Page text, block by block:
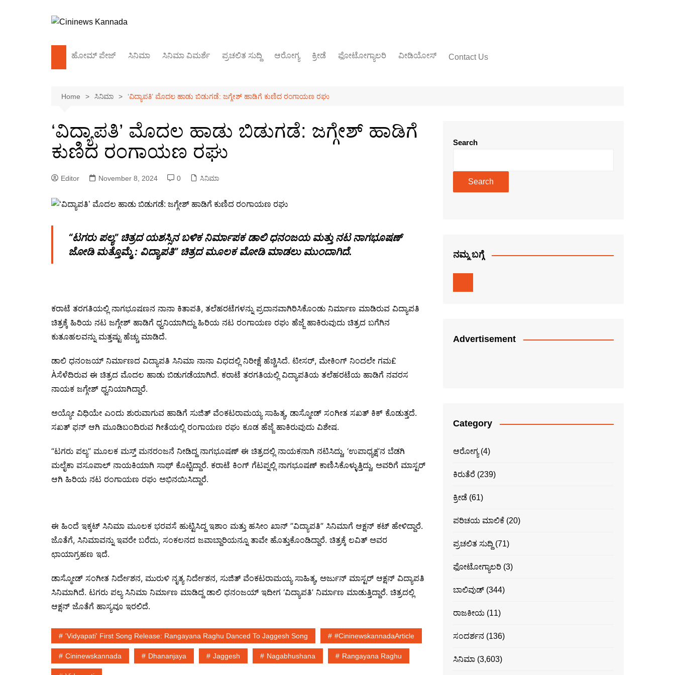
ಹೋಮ್‌ ಪೇಜ್ ಸಿನಿಮಾ
ಬಾಲಿವುಡ್
ಸಂದರ್ಶನ
ಸಿನಿಮಾ ವಿಮರ್ಶೆ ಪ್ರಚಲಿತ ಸುದ್ದಿ ಆರೋಗ್ಯ ಕ್ರೀಡೆ ಫೋಟೋಗ್ಯಾಲರಿ ವೀಡಿಯೋಸ್ Contact Us
Home ಸಿನಿಮಾ ‘ವಿದ್ಯಾಪತಿ’ ಮೊದಲ ಹಾಡು ಬಿಡುಗಡೆ: ಜಗ್ಗೇಶ್ ಹಾಡಿಗೆ ಕುಣಿದ ರಂಗಾಯಣ ರಘು
‘ವಿದ್ಯಾಪತಿ’ ಮೊದಲ ಹಾಡು ಬಿಡುಗಡೆ: ಜಗ್ಗೇಶ್ ಹಾಡಿಗೆ
ಕುಣಿದ ರಂಗಾಯಣ ರಘು
Editor November 8, 2024 0 ಸಿನಿಮಾ
“ಟಗರು ಪಲ್ಯ” ಚಿತ್ರದ ಯಶಸ್ಸಿನ ಬಳಿಕ ನಿರ್ಮಾಪಕ ಡಾಲಿ ಧನಂಜಯ ಮತ್ತು ನಟ ನಾಗಭೂಷಣ್
ಜೋಡಿ ಮತ್ತೊಮ್ಮೆ : ವಿದ್ಯಾಪತಿ” ಚಿತ್ರದ ಮೂಲಕ ಮೋಡಿ ಮಾಡಲು ಮುಂದಾಗಿದೆ.
ಕರಾಟೆ ತರಗತಿಯಲ್ಲಿ ನಾಗಭೂಷಣನ ನಾನಾ ಕಿತಾಪತಿ, ತಲೆಹರಟೆಗಳನ್ನು ಪ್ರದಾನವಾಗಿರಿಸಿಕೊಂಡು ನಿರ್ಮಾಣ ಮಾಡಿರುವ ವಿದ್ಯಾಪತಿ
ಚಿತ್ರಕ್ಕೆ ಹಿರಿಯ ನಟ ಜಗ್ಗೇಶ್ ಹಾಡಿಗೆ ಧ್ವನಿಯಾಗಿದ್ದು ಹಿರಿಯ ನಟ ರಂಗಾಯಣ ರಘು ಹೆಜ್ಜೆ ಹಾಕಿರುವುದು ಚಿತ್ರದ ಬಗೆಗಿನ
ಕುತೂಹಲವನ್ನು ಮತ್ತಷ್ಟು ಹೆಚ್ಚು ಮಾಡಿದೆ.
ಡಾಲಿ ಧನಂಜಯ್ ನಿರ್ಮಾಣದ ವಿದ್ಯಾಪತಿ ಸಿನಿಮಾ ನಾನಾ ವಿಧದಲ್ಲಿ ನಿರೀಕ್ಷೆ ಹೆಚ್ಚಿಸಿದೆ. ಟೀಸರ್, ಮೇಕಿಂಗ್ ನಿಂದಲೇ ಗಮ£
Àಸೆಳೆದಿರುವ ಈ ಚಿತ್ರದ ಮೊದಲ ಹಾಡು ಬಿಡುಗಡೆಯಾಗಿದೆ. ಕರಾಟೆ ತರಗತಿಯಲ್ಲಿ ವಿದ್ಯಾಪತಿಯ ತಲೆಹರಟೆಯ ಹಾಡಿಗೆ ನವರಸ
ನಾಯಕ ಜಗ್ಗೇಶ್ ಧ್ವನಿಯಾಗಿದ್ದಾರೆ.
ಅಯ್ಯೋ ವಿಧಿಯೇ ಎಂದು ಶುರುವಾಗುವ ಹಾಡಿಗೆ ಸುಜಿತ್ ವೆಂಕಟರಾಮಯ್ಯ ಸಾಹಿತ್ಯ, ಡಾಸ್ಮೋಡ್ ಸಂಗೀತ ಸಖತ್ ಕಿಕ್ ಕೊಡುತ್ತದೆ.
ಸಖತ್ ಫನ್ ಆಗಿ ಮೂಡಿಬಂದಿರುವ ಗೀತೆಯಲ್ಲಿ ರಂಗಾಯಣ ರಘು ಕೂಡ ಹೆಜ್ಜೆ ಹಾಕಿರುವುದು ವಿಶೇಷ.
“ಟಗರು ಪಲ್ಯ” ಮೂಲಕ ಮಸ್ತ್ ಮನರಂಜನೆ ನೀಡಿದ್ದ ನಾಗಭೂಷಣ್ ಈ ಚಿತ್ರದಲ್ಲಿ ನಾಯಕನಾಗಿ ನಟಿಸಿದ್ದು, ‘ಉಪಾಧ್ಯಕ್ಷ’ನ ಬೆಡಗಿ
ಮಲೈಕಾ ವಸೂಪಾಲ್ ನಾಯಕಿಯಾಗಿ ಸಾಥ್ ಕೊಟ್ಟಿದ್ದಾರೆ. ಕರಾಟೆ ಕಿಂಗ್ ಗೆಟಪ್ನಲ್ಲಿ ನಾಗಭೂಷಣ್ ಕಾಣಿಸಿಕೊಳ್ಳುತ್ತಿದ್ದು, ಅವರಿಗೆ ಮಾಸ್ಟರ್
ಆಗಿ ಹಿರಿಯ ನಟ ರಂಗಾಯಣ ರಘು ಅಭಿನಯಿಸಿದ್ದಾರೆ.
ಈ ಹಿಂದೆ ಇಕ್ಕಟ್ ಸಿನಿಮಾ ಮೂಲಕ ಭರವಸೆ ಹುಟ್ಟಿಸಿದ್ದ ಇಶಾಂ ಮತ್ತು ಹಸೀಂ ಖಾನ್ ”ವಿದ್ಯಾಪತಿ” ಸಿನಿಮಾಗೆ ಆಕ್ಷನ್ ಕಟ್ ಹೇಳಿದ್ದಾರೆ.
ಜೊತೆಗೆ, ಸಿನಿಮಾವನ್ನು ಇವರೇ ಬರೆದು, ಸಂಕಲನದ ಜವಾಬ್ದಾರಿಯನ್ನೂ ತಾವೇ ಹೊತ್ತುಕೊಂಡಿದ್ದಾರೆ. ಚಿತ್ರಕ್ಕೆ ಲವಿತ್ ಅವರ
ಛಾಯಾಗ್ರಹಣ ಇದೆ.
ಡಾಸ್ಮೋಡ್ ಸಂಗೀತ ನಿರ್ದೇಶನ, ಮುರುಳಿ ನೃತ್ಯ ನಿರ್ದೇಶನ, ಸುಜಿತ್ ವೆಂಕಟರಾಮಯ್ಯ ಸಾಹಿತ್ಯ, ಅರ್ಜುನ್ ಮಾಸ್ಟರ್ ಆಕ್ಷನ್ ವಿದ್ಯಾಪತಿ
ಸಿನಿಮಾಗಿದೆ. ಟಗರು ಪಲ್ಯ ಸಿನಿಮಾ ನಿರ್ಮಾಣ ಮಾಡಿದ್ದ ಡಾಲಿ ಧನಂಜಯ್ ಇದೀಗ ‘ವಿದ್ಯಾಪತಿ’ ನಿರ್ಮಾಣ ಮಾಡುತ್ತಿದ್ದಾರೆ. ಚಿತ್ರದಲ್ಲಿ
ಆಕ್ಷನ್ ಜೊತೆಗೆ ಹಾಸ್ಯವೂ ಇರಲಿದೆ.
'Vidyapati' First Song Release: Rangayana Raghu Danced To Jaggesh Song #cininewskannadaArticle
Cininewskannada Dhananjaya Jaggesh Nagabhushana Rangayana Raghu
Search
Search
ನಮ್ಮ ಬಗ್ಗೆ
Advertisement
Category
ಆರೋಗ್ಯ(4)
ಕಿರುತೆರೆ (239)
ಕ್ರೀಡೆ (61)
ಪರಿಚಯ ಮಾಲಿಕೆ (20)
ಪ್ರಚಲಿತ ಸುದ್ದಿ (71)
ಫೋಟೋಗ್ಯಾಲರಿ (3)
ಬಾಲಿವುಡ್ (344)
ರಾಜಕೀಯ (11)
ಸಂದರ್ಶನ (136)
ಸಿನಿಮಾ (3,603)